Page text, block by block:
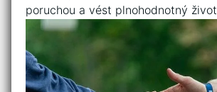
poruchou ⁣a vést plnohodnotný